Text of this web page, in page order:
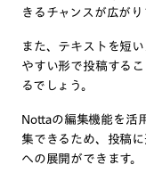
きるチャンスが広がり
また、テキストを短
やすい形で投稿する
るでしょう。
Nottaの編集機能を活
集できるため、投稿
への展開ができます。